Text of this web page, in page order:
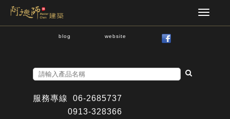
blog website
服務專線
06-2685737
0913-328366